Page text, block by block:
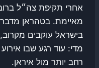
אחרי תקיפת צה״ל
מאיימת. בטהראן
בישראל עוקבים
מדי: עוד רגע שבו
רחב יותר מול איראן.